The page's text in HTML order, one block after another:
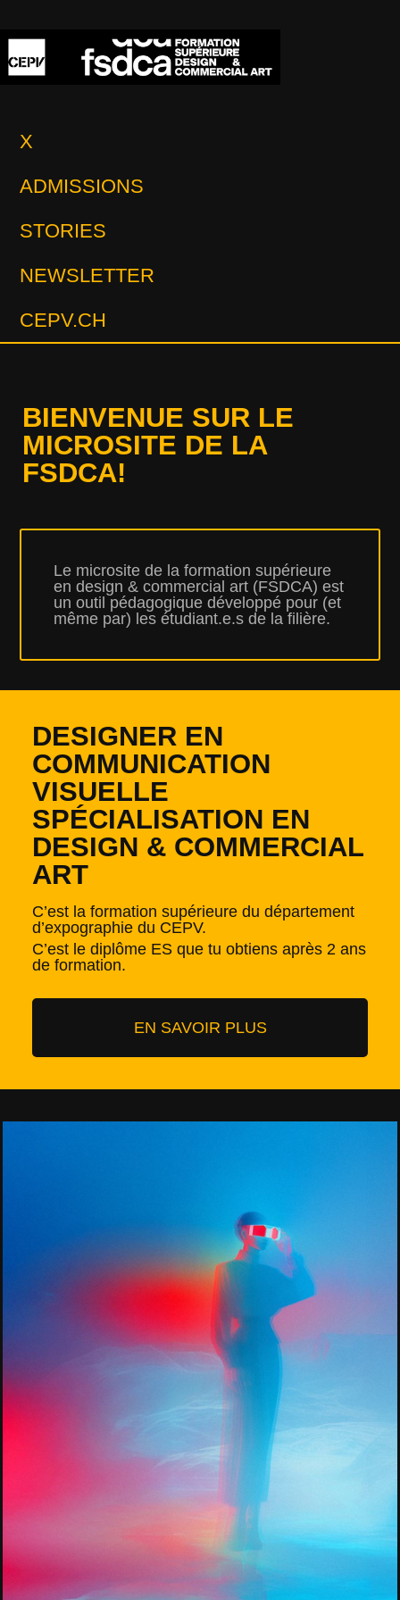
X
ADMISSIONS
STORIES
NEWSLETTER
CEPV.CH
BIENVENUE SUR LE
MICROSITE DE LA
FSDCA!
Le microsite de la formation supérieure
en design & commercial art (FSDCA) est
un outil pédagogique développé pour (et
même par) les étudiant.e.s de la filière.
DESIGNER EN
COMMUNICATION
VISUELLE
SPÉCIALISATION EN
DESIGN & COMMERCIAL
ART
C’est la formation supérieure du département
d’expographie du CEPV.
C’est le diplôme ES que tu obtiens après 2 ans
de formation.
EN SAVOIR PLUS